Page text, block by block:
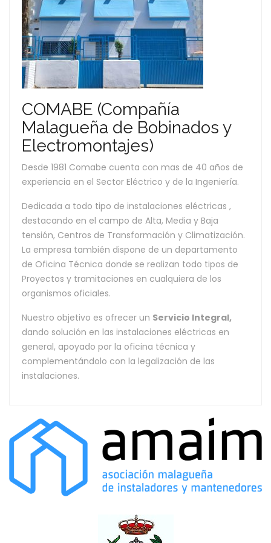
COMABE (Compañía
Malagueña de Bobinados y
Electromontajes)
Desde 1981 Comabe cuenta con mas de 40 años de
experiencia en el Sector Eléctrico y de la Ingeniería.
Dedicada a todo tipo de instalaciones eléctricas ,
destacando en el campo de Alta, Media y Baja
tensión, Centros de Transformación y Climatización.
La empresa también dispone de un departamento
de Oficina Técnica donde se realizan todo tipos de
Proyectos y tramitaciones en cualquiera de los
organismos oficiales.
Nuestro objetivo es ofrecer un Servicio Integral,
dando solución en las instalaciones eléctricas en
general, apoyado por la oficina técnica y
complementándolo con la legalización de las
instalaciones.